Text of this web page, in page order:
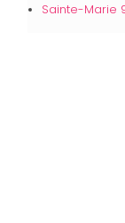
Sainte-Marie